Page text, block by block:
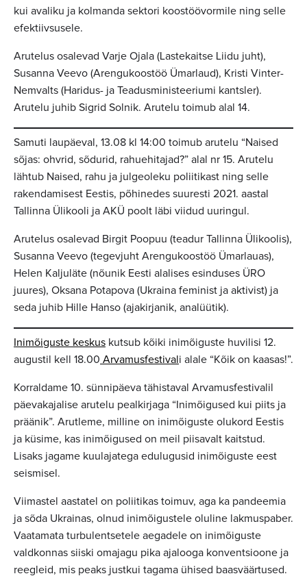
kui avaliku ja kolmanda sektori koostöövormile ning selle
efektiivsusele.
Arutelus osalevad Varje Ojala (Lastekaitse Liidu juht),
Susanna Veevo (Arengukoostöö Ümarlaud), Kristi Vinter-
Nemvalts (Haridus- ja Teadusministeeriumi kantsler).
Arutelu juhib Sigrid Solnik. Arutelu toimub alal 14.
Samuti laupäeval, 13.08 kl 14:00 toimub arutelu “Naised
sõjas: ohvrid, sõdurid, rahuehitajad?” alal nr 15. Arutelu
lähtub Naised, rahu ja julgeoleku poliitikast ning selle
rakendamisest Eestis, põhinedes suuresti 2021. aastal
Tallinna Ülikooli ja AKÜ poolt läbi viidud uuringul.
Arutelus osalevad Birgit Poopuu (teadur Tallinna Ülikoolis),
Susanna Veevo (tegevjuht Arengukoostöö Ümarlauas),
Helen Kaljuläte (nõunik Eesti alalises esinduses ÜRO
juures), Oksana Potapova (Ukraina feminist ja aktivist) ja
seda juhib Hille Hanso (ajakirjanik, analüütik).
Inimõiguste keskus kutsub kõiki inimõiguste huvilisi 12.
augustil kell 18.00 Arvamusfestivali alale “Kõik on kaasas!”.
Korraldame 10. sünnipäeva tähistaval Arvamusfestivalil
päevakajalise arutelu pealkirjaga “Inimõigused kui piits ja
präänik”. Arutleme, milline on inimõiguste olukord Eestis
ja küsime, kas inimõigused on meil piisavalt kaitstud.
Lisaks jagame kuulajatega edulugusid inimõiguste eest
seismisel.
Viimastel aastatel on poliitikas toimuv, aga ka pandeemia
ja sõda Ukrainas, olnud inimõigustele oluline lakmuspaber.
Vaatamata turbulentsetele aegadele on inimõiguste
valdkonnas siiski omajagu pika ajalooga konventsioone ja
reegleid, mis peaks justkui tagama ühised baasväärtused.